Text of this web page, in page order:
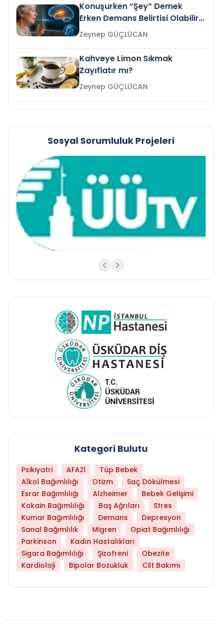
Konuşurken “Şey” Demek
Erken Demans Belirtisi Olabilir
mi?
Zeynep GÜÇLÜCAN
Kahveye Limon Sıkmak
Zayıflatır mı?
Zeynep GÜÇLÜCAN
Sosyal Sorumluluk Projeleri
Kategori Bulutu
Psikiyatri AFAZİ
Tüp Bebek
Alkol Bağımlılığı
Otizm
Saç Dökülmesi
Esrar Bağımlılığı
Alzheimer
Bebek Gelişimi
Kokain Bağımlılığı
Baş Ağrıları
Stres
Kumar Bağımlılığı
Demans
Depresyon
Sanal Bağımlılık
Migren
Opiat Bağımlılığı
Parkinson
Kadın Hastalıkları
Sigara Bağımlılığı
Şizofreni
Obezite
Kardioloji
Bipolar Bozukluk Cilt Bakımı